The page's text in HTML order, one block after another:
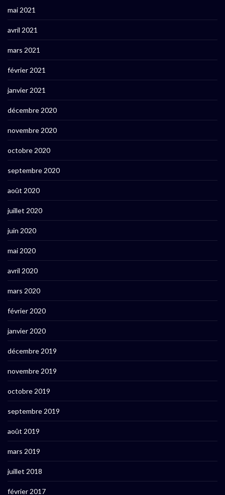
mai 2021
avril 2021
mars 2021
février 2021
janvier 2021
décembre 2020
novembre 2020
octobre 2020
septembre 2020
août 2020
juillet 2020
juin 2020
mai 2020
avril 2020
mars 2020
février 2020
janvier 2020
décembre 2019
novembre 2019
octobre 2019
septembre 2019
août 2019
mars 2019
juillet 2018
février 2017